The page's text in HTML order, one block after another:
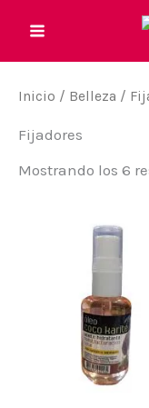
contenido
Inicio / Belleza /
Fijadores
Mostrando los 6